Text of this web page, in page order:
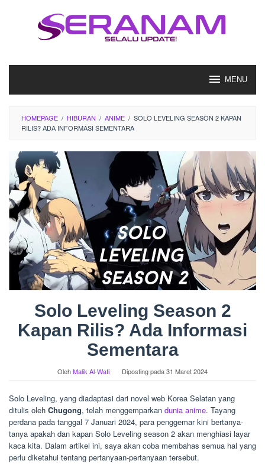
MENU
HOMEPAGE / HIBURAN / ANIME / SOLO LEVELING SEASON 2 KAPAN
RILIS? ADA INFORMASI SEMENTARA
Solo Leveling Season 2
Kapan Rilis? Ada Informasi
Sementara
OlehMalik Al-Wafi Diposting pada31 Maret 2024
Solo Leveling, yang diadaptasi dari novel web Korea Selatan yang
ditulis oleh Chugong, telah menggemparkan dunia anime. Tayang
perdana pada tanggal 7 Januari 2024, para penggemar kini bertanya-
tanya apakah dan kapan Solo Leveling season 2 akan menghiasi layar
kaca kita. Dalam artikel ini, saya akan coba membahas semua hal yang
perlu diketahui tentang pertanyaan-pertanyaan tersebut.